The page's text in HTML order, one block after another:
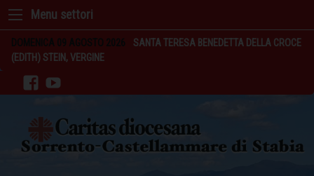
Skip
content
DOMENICA 09 AGOSTO 2026
SANTA TERESA BENEDETTA DELLA CROCE
(EDITH) STEIN, VERGINE
facebookyoutube